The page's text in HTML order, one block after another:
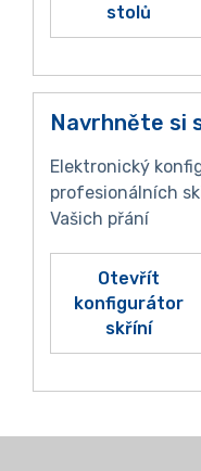
stolů
Navrhněte si
Elektronický
profesionálních
Vašich přání
Otevřít
konfigurátor
skříní